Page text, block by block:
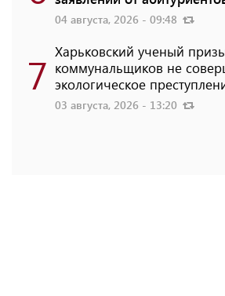
04 августа, 2026 - 09:48
7 Харьковский ученый
коммунальщиков не
экологическое
03 августа, 2026 - 13:20